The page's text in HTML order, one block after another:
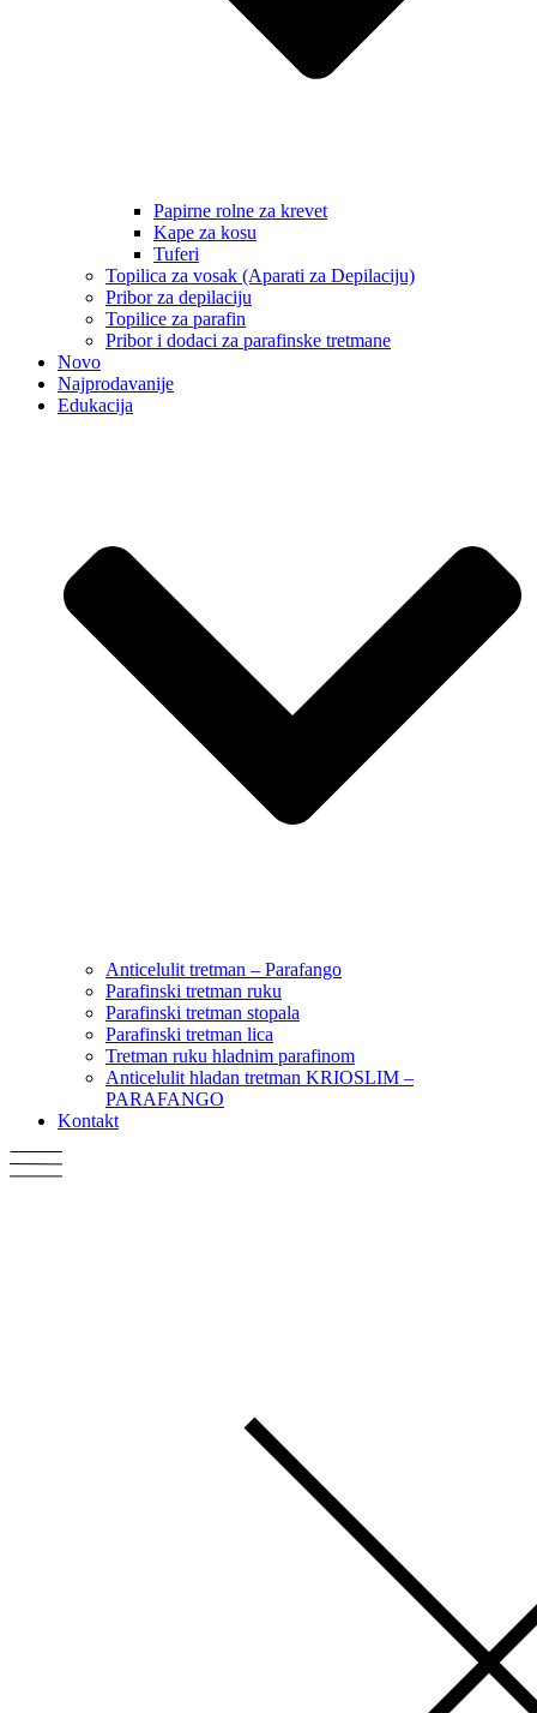
Papirne rolne za krevet
Kape za kosu
Tuferi
Topilica za vosak (Aparati za Depilaciju)
Pribor za depilaciju
Topilice za parafin
Pribor i dodaci za parafinske tretmane
Novo
Najprodavanije
Edukacija
Anticelulit tretman – Parafango
Parafinski tretman ruku
Parafinski tretman stopala
Parafinski tretman lica
Tretman ruku hladnim parafinom
Anticelulit hladan tretman KRIOSLIM –
PARAFANGO
Kontakt